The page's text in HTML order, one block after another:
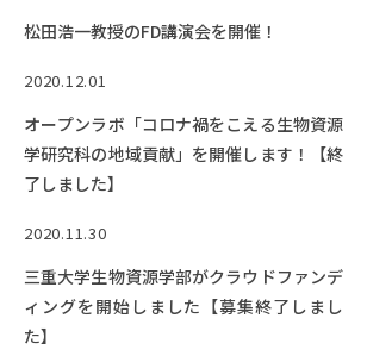
松田浩一教授のFD講演会を開催！
2020.12.01
オープンラボ「コロナ禍をこえる生物資源
学研究科の地域貢献」を開催します！【終
了しました】
2020.11.30
三重大学生物資源学部がクラウドファンデ
ィングを開始しました【募集終了しまし
た】